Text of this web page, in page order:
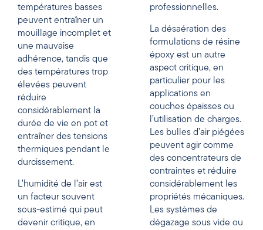
températures basses
peuvent entraîner un
mouillage incomplet et
une mauvaise
adhérence, tandis que
des températures trop
élevées peuvent
réduire
considérablement la
durée de vie en pot et
entraîner des tensions
thermiques pendant le
durcissement.
L’humidité de l’air est
un facteur souvent
sous-estimé qui peut
devenir critique, en
professionnelles.
La désaération des
formulations de résine
époxy est un autre
aspect critique, en
particulier pour les
applications en
couches épaisses ou
l’utilisation de charges.
Les bulles d’air piégées
peuvent agir comme
des concentrateurs de
contraintes et réduire
considérablement les
propriétés mécaniques.
Les systèmes de
dégazage sous vide ou